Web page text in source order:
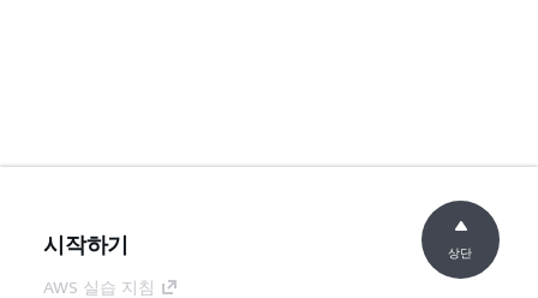
시작하기
AWS 실습 지침
상단